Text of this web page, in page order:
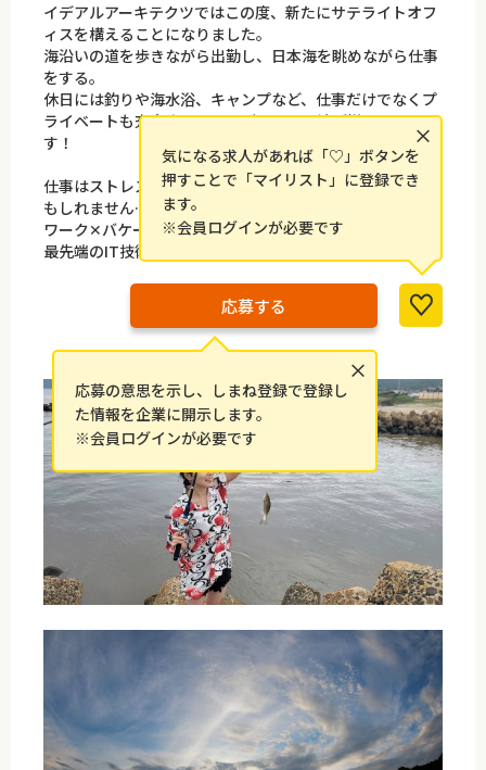
イデアルアーキテクツではこの度、新たにサテライトオフ
ィスを構えることになりました。
海沿いの道を歩きながら出勤し、日本海を眺めながら仕事
をする。
休日には釣りや海水浴、キャンプなど、仕事だけでなくプ
ライベートも充実させることができる環境が揃っていま
す！
仕事はストレスがあって当たり前、というのはもう古いか
もしれません…
ワーク✕バケーション=ワーケーションという働き方で、
最先端のIT技術に携わりあなたらしく活躍して下さい！
応募する
×
応募の意思を示し、しまね登録で登録し
た情報を企業に開示します。
※会員ログインが必要です
×
気になる求人があれば「♡」ボタンを
押すことで「マイリスト」に登録でき
ます。
※会員ログインが必要です